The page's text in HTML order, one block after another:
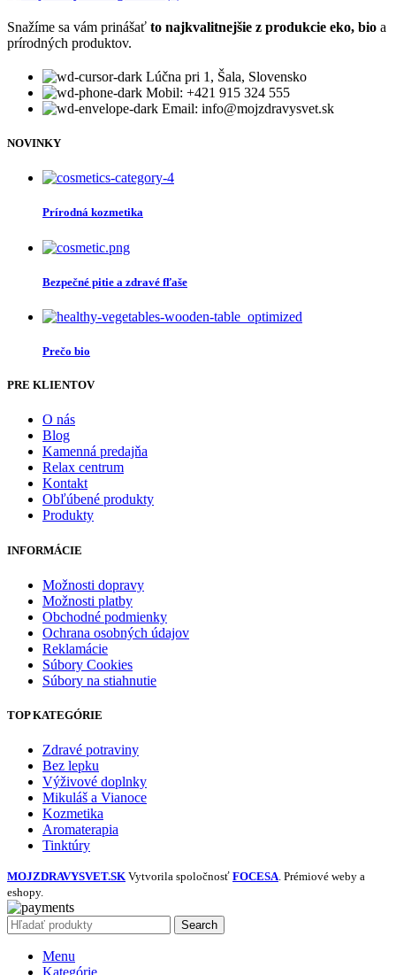
Snažíme sa vám prinášať to najkvalitnejšie z produkcie eko, bio a
prírodných produktov.
Lúčna pri 1, Šala, Slovensko
Mobil: +421 915 324 555
Email: info@mojzdravysvet.sk
NOVINKY
Prírodná kozmetika
Bezpečné pitie a zdravé fľaše
Prečo bio
PRE KLIENTOV
O nás
Blog
Kamenná predajňa
Relax centrum
Kontakt
Obľúbené produkty
Produkty
INFORMÁCIE
Možnosti dopravy
Možnosti platby
Obchodné podmienky
Ochrana osobných údajov
Reklamácie
Súbory Cookies
Súbory na stiahnutie
TOP KATEGÓRIE
Zdravé potraviny
Bez lepku
Výživové doplnky
Mikuláš a Vianoce
Kozmetika
Aromaterapia
Tinktúry
MOJZDRAVYSVET.SK Vytvorila spoločnosť FOCESA. Prémiové weby a
eshopy.
Search
Menu
Kategórie